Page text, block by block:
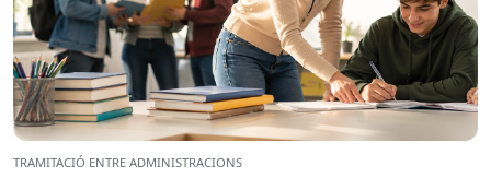
TRAMITACIÓ ENTRE ADMINISTRACIONS